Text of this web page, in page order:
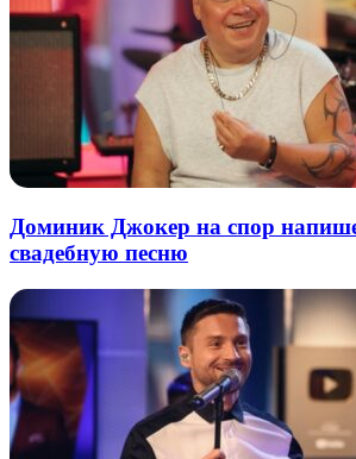
Доминик Джокер на спор
свадебную песню